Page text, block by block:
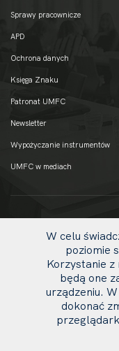
Sprawy pracownicze
APD
Ochrona danych
Księga Znaku
Patronat UMFC
Newsletter
Wypożyczanie instrumentów
UMFC w mediach
© 2020 UMFC
W celu
poziomie
Korzystanie z
będą one
urządzeniu.
dokonać